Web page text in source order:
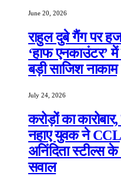
June 20, 2026
राहुल दुबे गैंग पर
‘हाफ एनकाउंटर’
बड़ी साजिश नाकाम
July 24, 2026
करोड़ों का
नहाए युवक ने
अनिंदिता स्टील्स
सवाल